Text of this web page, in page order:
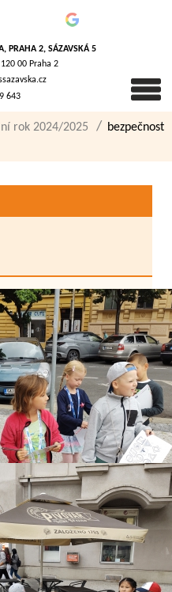
PRAHA 2, SÁZAVSKÁ 5
00 Praha 2
643
rok 2024/2025
bezpečnost